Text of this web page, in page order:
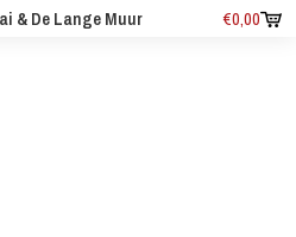
& De Lange Muur €0,00